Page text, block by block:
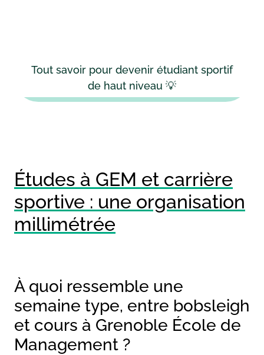
Tout savoir pour devenir étudiant sportif
de haut niveau 💡
Études à GEM et carrière
sportive : une organisation
millimétrée
À quoi ressemble une
semaine type, entre bobsleigh
et cours à Grenoble École de
Management ?